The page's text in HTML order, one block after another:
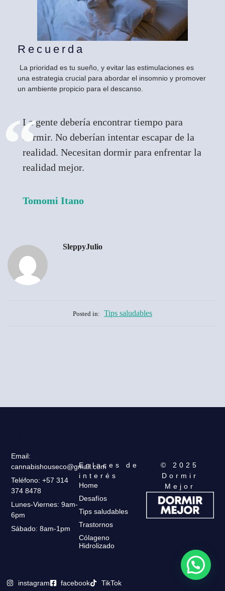
Recuerda
La prioridad es tu sueño, y evitar las estimulaciones es
una estrategia crucial para abordar el insomnio y promover
un ambiente propicio para el descanso.
La gente debería encontrar tiempo para
dormir. No deberían intentar escapar de la
realidad. Necesitan dormir para enfrentar la
realidad mejor.
Tomomi Itano
SleppyJulio
Posted in: Tips saludables
© 2025
Dormir
Mejor
Enlaces de
interés
Home
Desafíos
Tips saludables
Trastornos
Cólageno
Hidrolizado
Email:
cannabishouseco@gmail.com
Teléfono: +57 314
374 8478
Lunes-Viernes: 9am-
6pm
Sábado: 8am-1pm
instagram facebook TikTok